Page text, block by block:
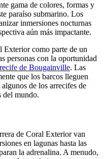
gama de colores, formas y
paraíso submarino. Los
inmersiones nocturnas
aún más impactante.
Exterior como parte de un
personas con la oportunidad
de Bougainville. Las
que los barcos lleguen
de los arrecifes de
del mundo.
de Coral Exterior van
en lagunas hasta las
la adrenalina. A menudo,